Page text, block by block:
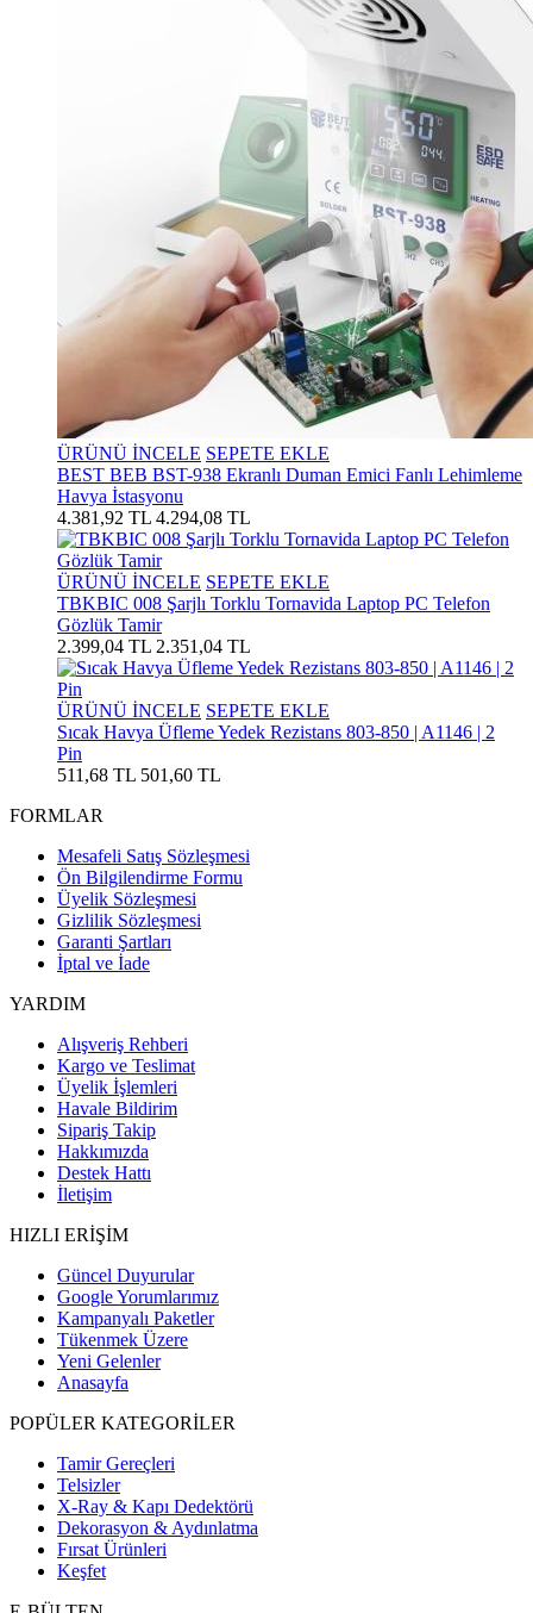
ÜRÜNÜ İNCELE SEPETE EKLE
BEST BEB BST-938 Ekranlı Duman Emici Fanlı Lehimleme
Havya İstasyonu
4.381,92 TL 4.294,08 TL
ÜRÜNÜ İNCELE SEPETE EKLE
TBKBIC 008 Şarjlı Torklu Tornavida Laptop PC Telefon
Gözlük Tamir
2.399,04 TL 2.351,04 TL
ÜRÜNÜ İNCELE SEPETE EKLE
Sıcak Havya Üfleme Yedek Rezistans 803-850 | A1146 | 2
Pin
511,68 TL 501,60 TL
FORMLAR
Mesafeli Satış Sözleşmesi
Ön Bilgilendirme Formu
Üyelik Sözleşmesi
Gizlilik Sözleşmesi
Garanti Şartları
İptal ve İade
YARDIM
Alışveriş Rehberi
Kargo ve Teslimat
Üyelik İşlemleri
Havale Bildirim
Sipariş Takip
Hakkımızda
Destek Hattı
İletişim
HIZLI ERİŞİM
Güncel Duyurular
Google Yorumlarımız
Kampanyalı Paketler
Tükenmek Üzere
Yeni Gelenler
Anasayfa
POPÜLER KATEGORİLER
Tamir Gereçleri
Telsizler
X-Ray & Kapı Dedektörü
Dekorasyon & Aydınlatma
Fırsat Ürünleri
Keşfet